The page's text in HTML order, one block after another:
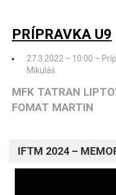
PRÍPRAVKA U9
27.3.2022 – 10:00 –
Mikuláš.
MFK TATRAN
FOMAT MARTIN
IFTM 2024 –